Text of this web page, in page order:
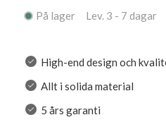
På lager Lev. 3 - 7 dagar
High-end design och
Allt i solida material
5 års garanti